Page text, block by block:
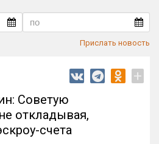
Прислать новость
+
Советую
откладывая,
счета